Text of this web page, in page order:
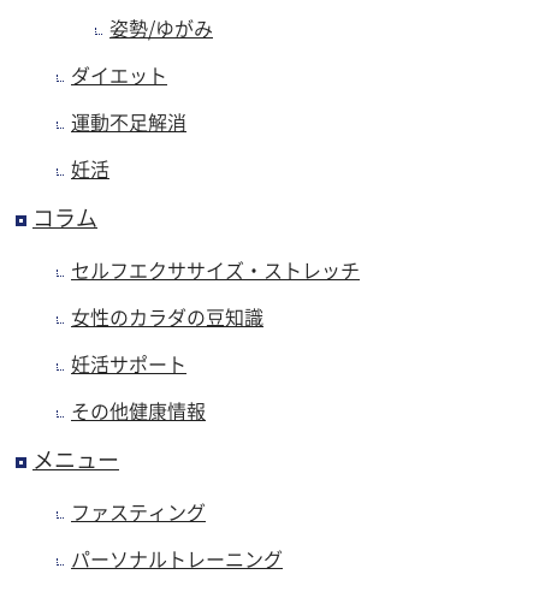
姿勢/ゆがみ
ダイエット
運動不足解消
妊活
コラム
セルフエクササイズ・ストレッチ
女性のカラダの豆知識
妊活サポート
その他健康情報
メニュー
ファスティング
パーソナルトレーニング